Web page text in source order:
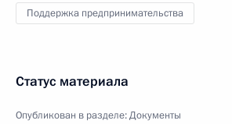
Поддержка предпринимательства
Статус материала
Опубликован в разделе:Документы